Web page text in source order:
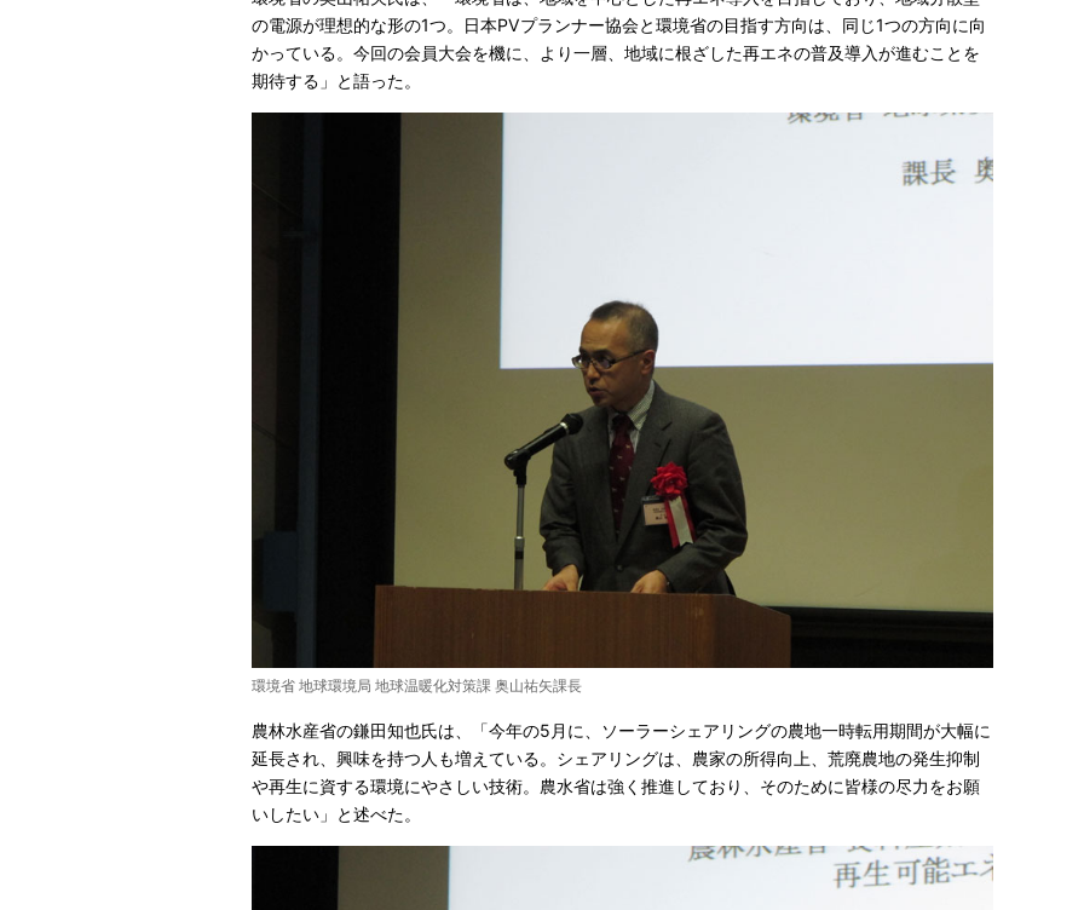
の電源が理想的な形の1つ。日本PVプランナー協会と環境省の目指す方向は、同じ1つの方向に向
かっている。今回の会員大会を機に、より一層、地域に根ざした再エネの普及導入が進むことを
期待する」と語った。
環境省 地球環境局 地球温暖化対策課 奥山祐矢課長
農林水産省の鎌田知也氏は、「今年の5月に、ソーラーシェアリングの農地一時転用期間が大幅に
延長され、興味を持つ人も増えている。シェアリングは、農家の所得向上、荒廃農地の発生抑制
や再生に資する環境にやさしい技術。農水省は強く推進しており、そのために皆様の尽力をお願
いしたい」と述べた。